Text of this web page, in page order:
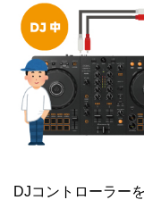
DJコントローラー